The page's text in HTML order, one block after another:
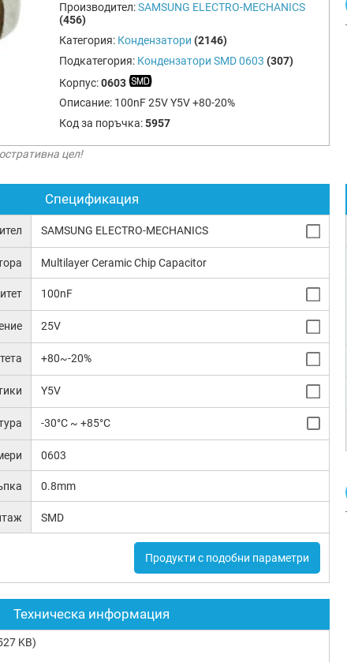
Производител:SAMSUNG ELECTRO-MECHANICS
(456)
Категория: Кондензатори (2146)
Подкатегория: Кондензатори SMD 0603 (307)
Корпус:0603
Описание: 100nF 25V Y5V +80-20%
Код за поръчка:5957
цел!
Спецификация
SAMSUNG ELECTRO-MECHANICS
Multilayer Ceramic Chip Capacitor
100nF
25V
+80~-20%
Y5V
-30°C ~ +85°C
0603
0.8mm
SMD
Продукти с подобни параметри
Техническа информация
KB)